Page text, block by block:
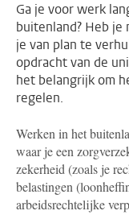
Ga je voor werk
buitenland? Heb
je van plan te
opdracht van de
het belangrijk om
regelen.
Werken in het
waar je een
zekerheid (zoals je
belastingen
arbeidsrechtelijke